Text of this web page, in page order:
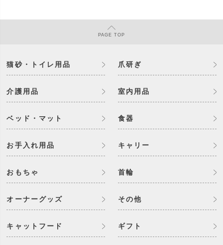
PAGETOP
猫砂・トイレ用品 爪研ぎ
介護用品 室内用品
ベッド・マット 食器
お手入れ用品 キャリー
おもちゃ 首輪
オーナーグッズ
キャットフード
その他
ギフト